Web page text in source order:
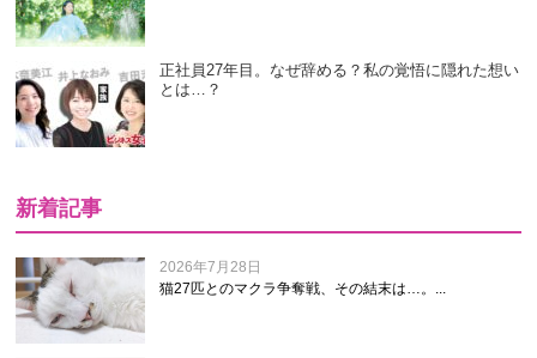
正社員27年目。なぜ辞める？私の覚悟に隠れた想い
とは…？
新着記事
2026年7月28日
猫27匹とのマクラ争奪戦、その結末は…。...